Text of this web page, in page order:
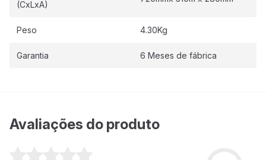
(CxLxA)
Peso 4.30Kg
Garantia 6 Meses de fábrica
Avaliações do produto